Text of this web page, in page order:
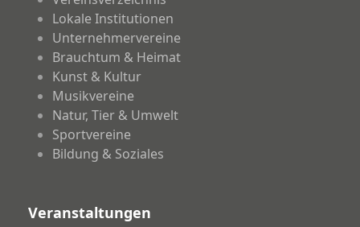
Lokale Institutionen
Unternehmervereine
Brauchtum & Heimat
Kunst & Kultur
Musikvereine
Natur, Tier & Umwelt
Sportvereine
Bildung & Soziales
Veranstaltungen